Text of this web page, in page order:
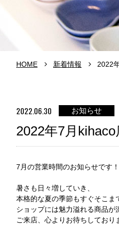
HOME 新着情報 2022
2022.06.30 お知らせ
2022年7月
7月の営業時間のお知らせです！
暑さも日々増していき、
本格的な夏の季節もすぐそこま
ショップには魅力溢れる商品が
ご来店、心よりお待ちしており